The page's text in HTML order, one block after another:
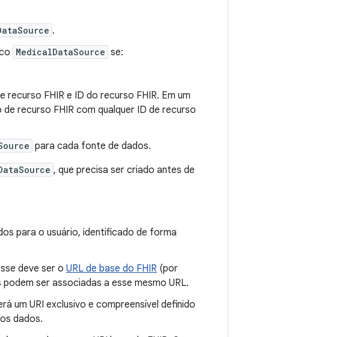
.
MedicalDataSource se:
FHIR e ID do recurso FHIR. Em um
recurso FHIR com qualquer ID de recurso
para cada fonte de dados.
, que precisa ser criado antes de
para o usuário, identificado de forma
deve ser o URL de base do FHIR (por
ser associadas a esse mesmo URL.
um URI exclusivo e compreensível definido
dados.